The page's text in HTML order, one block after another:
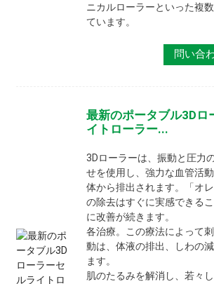
ニカルローラーといった複
ています。
問い合
最新のポータブル3Dロ
イトローラー...
3Dローラーは、振動と圧力
せを使用し、強力な血管活動
体から排出されます。「オ
の除去はすぐに実感できる
に改善が続きます。
各治療。この療法によって
動は、体液の排出、しわの
ます。
肌のたるみを解消し、若々